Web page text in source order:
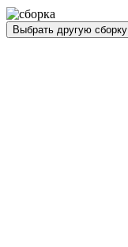
Выбрать другую сборку